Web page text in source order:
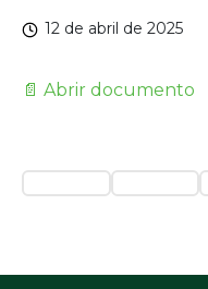
12 de abril de 2025
📄 Abrir documento